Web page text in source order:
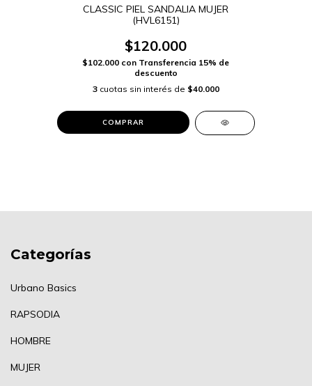
CLASSIC PIEL SANDALIA MUJER
(HVL6151)
$120.000
$102.000 con Transferencia 15% de
descuento
3 cuotas sin interés de $40.000
COMPRAR
Categorías
Urbano Basics
RAPSODIA
HOMBRE
MUJER